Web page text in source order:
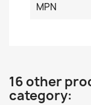
MPN
16 other
category: